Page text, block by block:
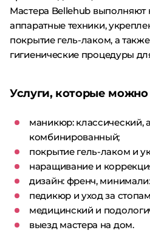
Мастера Bellehub выполняют
аппаратные техники,
покрытие гель-лаком, а
гигиенические процедуры
Услуги, которые можно
маникюр: классический,
комбинированный;
покрытие гель-лаком и
наращивание и
дизайн: френч,
педикюр и уход за
медицинский и
выезд мастера на дом.